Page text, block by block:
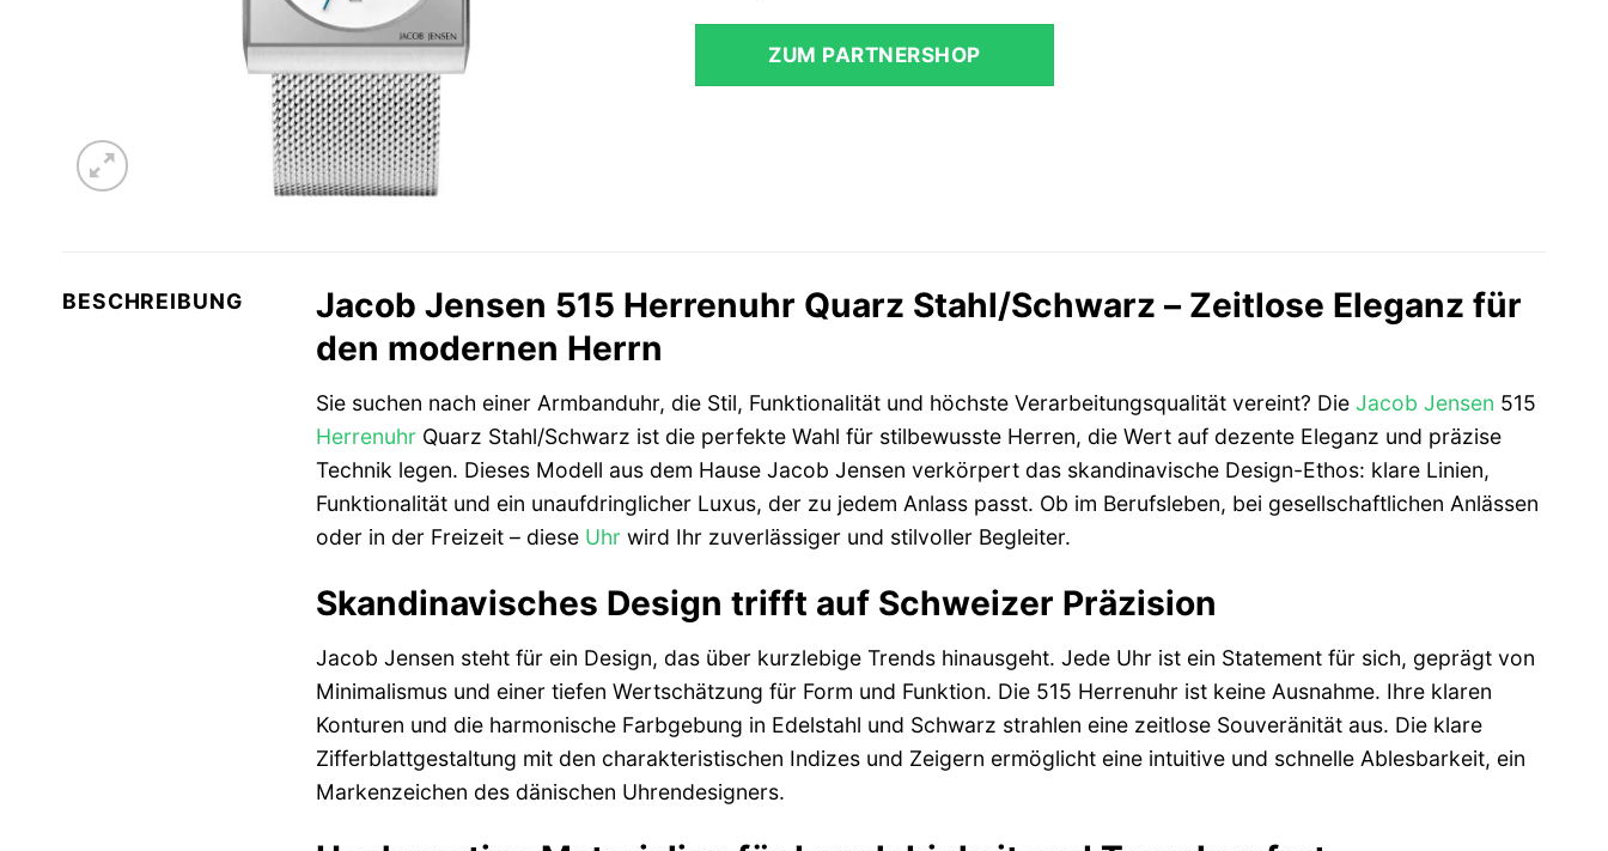
ZUM PARTNERSHOP
BESCHREIBUNG
Jacob Jensen 515 Herrenuhr Quarz Stahl/Schwarz – Zeitlose Eleganz für
den modernen Herrn
Sie suchen nach einer Armbanduhr, die Stil, Funktionalität und höchste Verarbeitungsqualität vereint? Die Jacob Jensen 515
HerrenuhrQuarz Stahl/Schwarz ist die perfekte Wahl für stilbewusste Herren, die Wert auf dezente Eleganz und präzise
Technik legen. Dieses Modell aus dem Hause Jacob Jensen verkörpert das skandinavische Design-Ethos: klare Linien,
Funktionalität und ein unaufdringlicher Luxus, der zu jedem Anlass passt. Ob im Berufsleben, bei gesellschaftlichen Anlässen
oder in der Freizeit – diese Uhrwird Ihr zuverlässiger und stilvoller Begleiter.
Skandinavisches Design trifft auf Schweizer Präzision
Jacob Jensen steht für ein Design, das über kurzlebige Trends hinausgeht. Jede Uhr ist ein Statement für sich, geprägt von
Minimalismus und einer tiefen Wertschätzung für Form und Funktion. Die 515 Herrenuhr ist keine Ausnahme. Ihre klaren
Konturen und die harmonische Farbgebung in Edelstahl und Schwarz strahlen eine zeitlose Souveränität aus. Die klare
Zifferblattgestaltung mit den charakteristischen Indizes und Zeigern ermöglicht eine intuitive und schnelle Ablesbarkeit, ein
Markenzeichen des dänischen Uhrendesigners.